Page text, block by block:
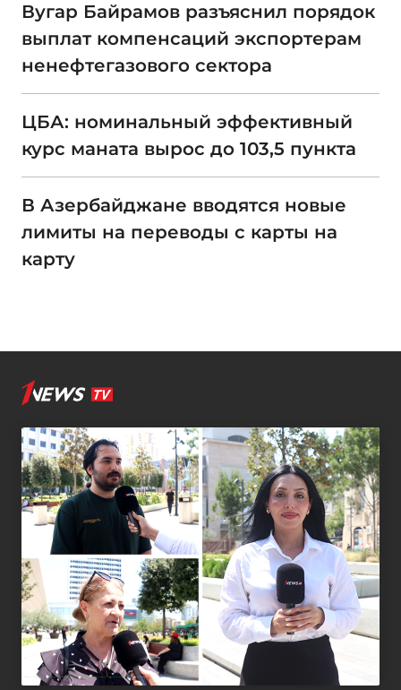
Вугар Байрамов разъяснил порядок
выплат компенсаций экспортерам
ненефтегазового сектора
ЦБА: номинальный эффективный
курс маната вырос до 103,5 пункта
В Азербайджане вводятся новые
лимиты на переводы с карты на
карту